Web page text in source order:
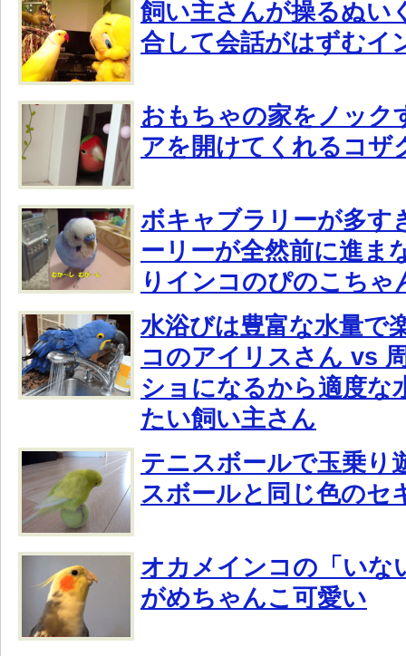
飼い主さんが操るぬい
合して会話がはずむイ
おもちゃの家をノック
アを開けてくれるコザ
ボキャブラリーが多す
ーリーが全然前に進ま
りインコのぴのこちゃ
水浴びは豊富な水量で
コのアイリスさん vs
ショになるから適度な
たい飼い主さん
テニスボールで玉乗り
スボールと同じ色のセ
オカメインコの「いな
がめちゃんこ可愛い